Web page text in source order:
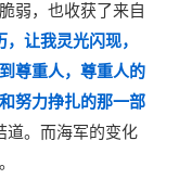
弱，也收获了来自
让我灵光闪现，
尊重人，尊重人的
努力挣扎的那一部
道。而海军的变化